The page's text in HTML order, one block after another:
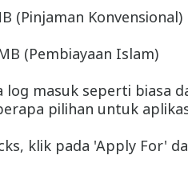
(Pinjaman Konvensional)
(Pembiayaan Islam)
log masuk seperti biasa
pilihan untuk
klik pada 'Apply For'